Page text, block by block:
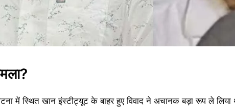
में स्थित खान इंस्टीट्यूट के बाहर हुए विवाद ने अचानक बड़ा रूप ले